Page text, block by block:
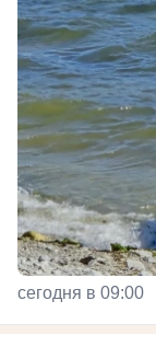
сегодня в 09:00